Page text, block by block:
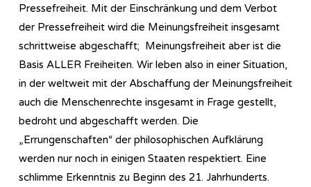
Pressefreiheit. Mit der Einschränkung und dem Verbot
der Pressefreiheit wird die Meinungsfreiheit insgesamt
schrittweise abgeschafft; Meinungsfreiheit aber ist die
Basis ALLER Freiheiten. Wir leben also in einer Situation,
in der weltweit mit der Abschaffung der Meinungsfreiheit
auch die Menschenrechte insgesamt in Frage gestellt,
bedroht und abgeschafft werden. Die
„Errungenschaften“ der philosophischen Aufklärung
werden nur noch in einigen Staaten respektiert. Eine
schlimme Erkenntnis zu Beginn des 21. Jahrhunderts.